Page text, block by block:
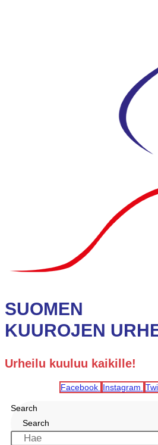
SUOMEN
KUUROJEN
Urheilu kuuluu kaikille!
Facebook Instagram
Search
Search